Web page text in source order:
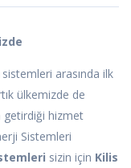
arasında ilk
ülkemizde de
getirdiği hizmet
Sistemleri
sizin için Kilis